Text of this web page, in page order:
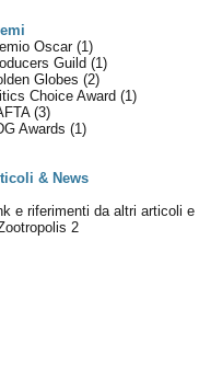
Oscar(1)
Guild (1)
Globes (2)
Choice Award (1)
(3)
Awards (1)
& News
e riferimenti da altri articoli e
2